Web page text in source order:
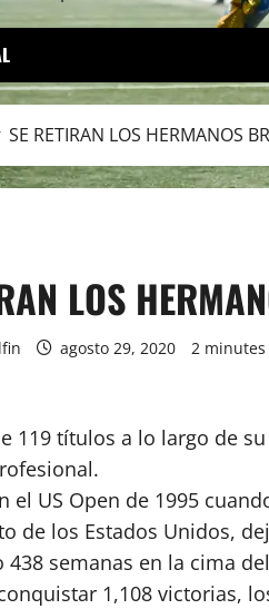
SE RETIRAN LOS HERMANOS
LOS
agosto 29, 2020 2
119 títulos a lo largo de
el US Open de 1995
de los Estados Unidos,
438 semanas en la cima
1,108 victorias,